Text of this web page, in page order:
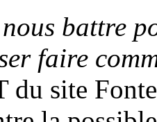
battre
faire
du site